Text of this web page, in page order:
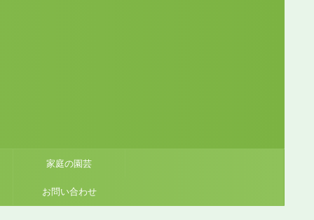
家庭の園芸
お問い合わせ